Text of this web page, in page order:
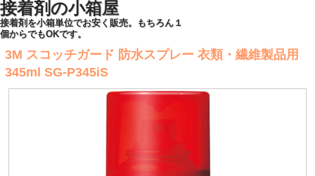
接着剤の小箱屋
接着剤を小箱単位でお安く販売。もちろん１
個からでもOKです。
3M スコッチガード 防水スプレー 衣類・繊維製品用
345ml SG-P345iS